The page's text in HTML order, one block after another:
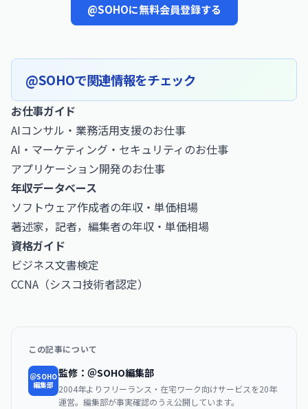
@SOHOに無料会員登録する
@SOHOで関連情報をチェック
お仕事ガイド
AIコンサル・業務活用支援のお仕事
AI・マーケティング・セキュリティのお仕事
アプリケーション開発のお仕事
年収データベース
ソフトウェア作成者の年収・単価相場
著述家，記者，編集者の年収・単価相場
資格ガイド
ビジネス文書検定
CCNA（シスコ技術者認定）
この記事について
＠SOHO
編集部
監修：＠SOHO編集部
2004年よりフリーランス・在宅ワーク向けサービスを20年
運営。編集部が事実確認のうえ公開しています。